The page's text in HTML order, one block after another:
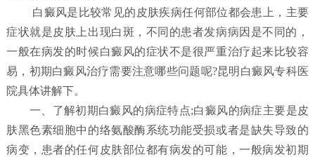
白癜风是比较常见的皮肤疾病任何部位都会患上，主要
症状就是皮肤上出现白斑，不同的患者发病病因是不同的，
一般在病发的时候白癜风的症状不是很严重治疗起来比较容
易，初期白癜风治疗需要注意哪些问题呢?昆明白癜风专科医
院具体讲解下。
一、了解初期白癜风的病症特点;白癜风的病症主要是皮
肤黑色素细胞中的络氨酸酶系统功能受损或者是缺失导致的
病变，患者的任何皮肤部位都有病发的可能，一般病发初期